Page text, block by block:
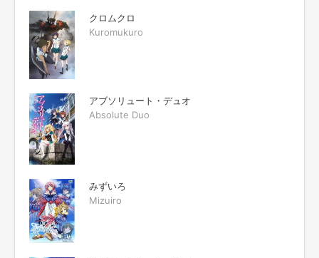
クロムクロ
Kuromukuro
アブソリュート・デュオ
Absolute Duo
みずいろ
Mizuiro